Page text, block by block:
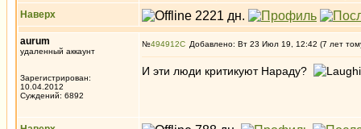
Наверх
aurum
удаленный аккаунт
Зарегистрирован:
10.04.2012
Суждений: 6892
№494912 Добавлено: Вт 23 Июл 19, 12:42 (7 лет
И эти люди критикуют Нараду?